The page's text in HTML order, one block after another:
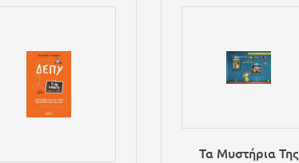
Τα Μυστήρια Της